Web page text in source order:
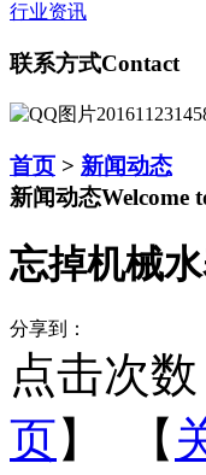
行业资讯
联系方式Contact
首页 > 新闻动态
新闻动态Welcome
忘掉机械
分享到：
点击次数
页】 【